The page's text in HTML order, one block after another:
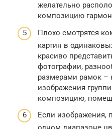
желательно
композицию
Плохо смотрятся
картин в
красиво
фотографии,
размерами рамок –
изображения
композицию,
Если изображения,